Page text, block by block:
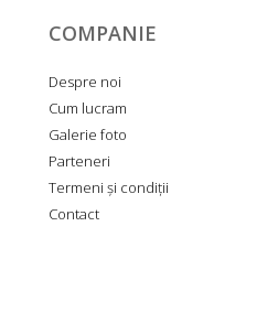
COMPANIE
Despre noi
Cum lucram
Galerie foto
Parteneri
Termeni și condiții
Contact